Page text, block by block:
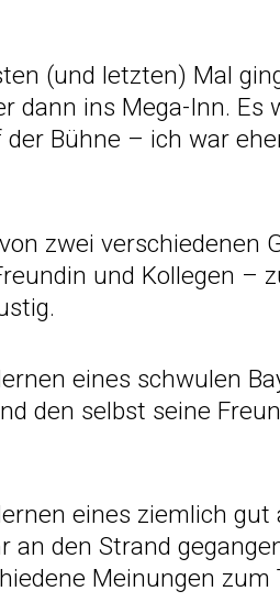
(und letzten) Mal
dann ins Mega-Inn.
Bühne – ich war
zwei verschiedenen
und Kollegen –
eines schwulen
den selbst seine
eines ziemlich gut
an den Strand
Meinungen zum